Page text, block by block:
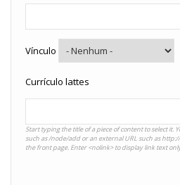
Vínculo
Currículo lattes
Start typing the title of a piece of content to select it.
such as/node/addor an external URL such as
the front page. Enter<nolink>to display link text